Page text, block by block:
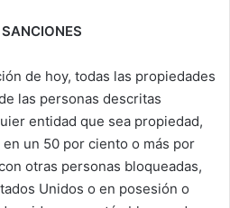
de hoy, todas las propiedades
las personas descritas
entidad que sea propiedad,
un 50 por ciento o más por
otras personas bloqueadas,
Unidos o en posesión o